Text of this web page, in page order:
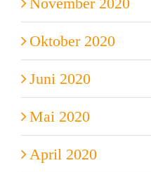
Oktober 2020
Juni 2020
Mai 2020
April 2020